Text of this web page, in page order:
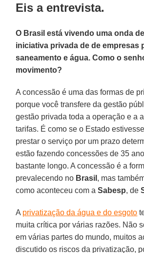
Eis a entrevista.
O Brasil está vivendo uma onda
iniciativa privada de de empresas
saneamento e água. Como o
movimento?
A concessão é uma das formas de
porque você transfere da gestão
gestão privada toda a operação e a
tarifas. É como se o Estado
prestar o serviço por um prazo
estão fazendo concessões de 35
bastante longo. A concessão é a
prevalecendo no Brasil , mas
como aconteceu com aSabesp, de
A privatização da água e do esgoto
muita crítica por várias razões. Não
em várias partes do mundo, muitos
discutido os riscos da privatização,